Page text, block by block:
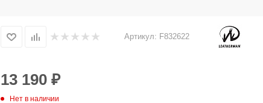
Артикул: F832622
13 190₽
Нет в наличии